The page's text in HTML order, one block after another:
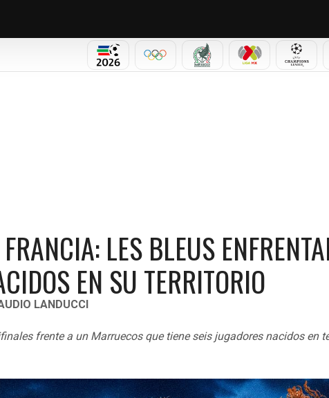
MUNDIAL 2026OLÍMPICOSSELECCIÓN MEXICANA
LIGA MX
LES BLEUS
EN SU TERRITORIO
LANDUCCI
frente a un Marruecos que tiene seis jugadores nacidos en